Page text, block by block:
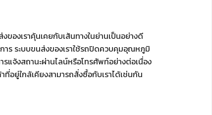
งเราคุ้นเคยกับเส้นทางในย่านเป็นอย่างดี
าร ระบบขนส่งของเราใช้รถปิดควบคุมอุณหภูมิ
แจ้งสถานะผ่านไลน์หรือโทรศัพท์อย่างต่อเนื่อง
อยู่ใกล้เคียงสามารถสั่งซื้อกับเราได้เช่นกัน